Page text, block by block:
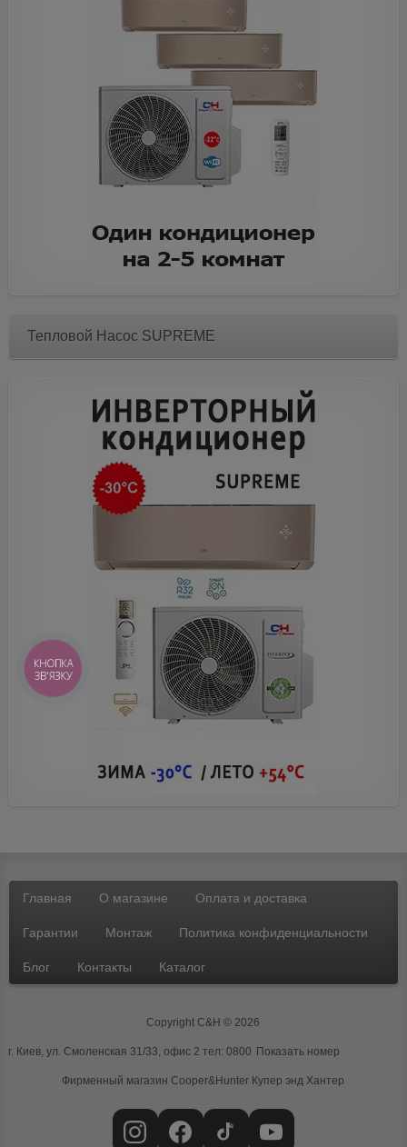
Тепловой Насос SUPREME
Главная О магазине Оплата и доставка
Гарантии Монтаж Политика конфиденциальности
Блог Контакты Каталог
Copyright C&H © 2026
г. Киев, ул. Смоленская 31/33, офис 2 тел: 0800 Показать номер
Фирменный магазин Cooper&Hunter Купер энд Хантер
КНОПКА
ЗВ'ЯЗКУ